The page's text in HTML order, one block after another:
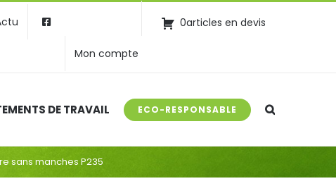
0articles en devis
Mon compte
DE TRAVAIL ECO-RESPONSABLE
sans manches P235